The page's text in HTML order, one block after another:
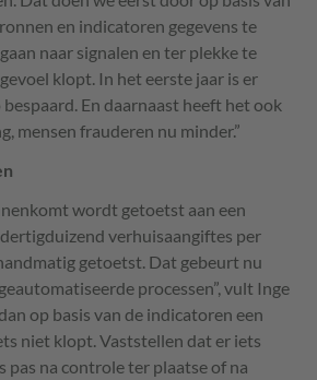
en indicatoren gegevens te
naar signalen en ter plekke te
klopt. In het eerste jaar is er
En daarnaast heeft het ook
mensen frauderen nu minder.”
wordt getoetst aan een
verhuisaangiftes per
getoetst. Dat gebeurt nu
processen”, vult Inge
op basis van de indicatoren een
niet klopt. Vaststellen dat er iets
pas na controle ter plaatse of na